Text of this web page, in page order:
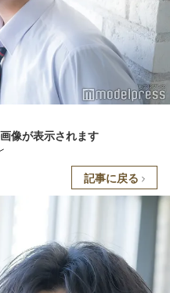
像が表示されます
記事に戻る